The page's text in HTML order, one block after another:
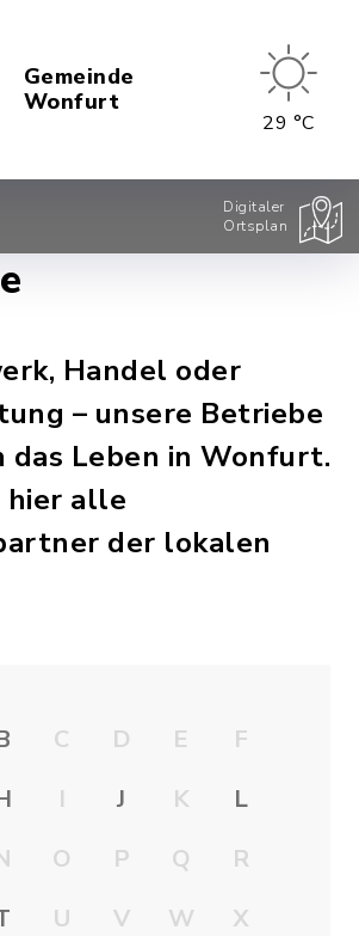
Gemeinde
Wonfurt
29 °C
Digitaler
Ortsplan
Handel oder
– unsere Betriebe
das Leben in Wonfurt.
hier alle
der lokalen
C D E
F
I J K
L
O P Q
R
U V W
X